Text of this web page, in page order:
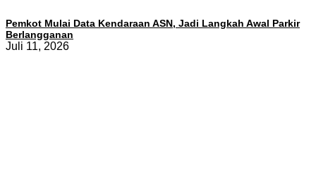
Pemkot Mulai Data Kendaraan ASN, Jadi Langkah Awal Parkir
Berlangganan
Juli 11, 2026